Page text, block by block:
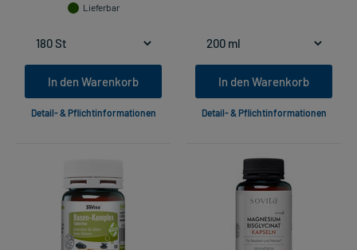
Lieferbar
In den Warenkorb
Detail- & Pflichtinformationen
In den Warenkorb
Detail- & Pflichtinformationen